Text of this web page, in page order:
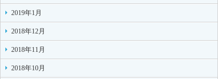
2019年1月
2018年12月
2018年11月
2018年10月